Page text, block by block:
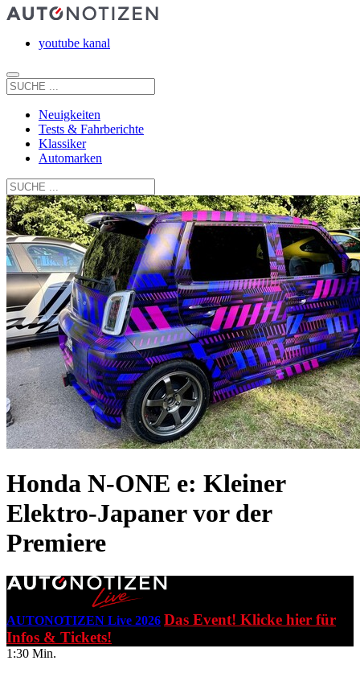
youtube kanal
Neuigkeiten
Tests & Fahrberichte
Klassiker
Automarken
Honda N-ONE e: Kleiner
Elektro-Japaner vor der
Premiere
AUTONOTIZEN Live 2026 Das Event! Klicke hier für
Infos & Tickets!
1:30 Min.